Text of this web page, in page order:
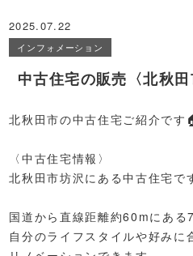
2025.07.22
インフォメーション
中古住宅の販売〈北秋田
北秋田市の中古住宅ご紹介です
〈中古住宅情報〉
北秋田市坊沢にある中古住宅で
国道から直線距離約60 mにある
自分のライフスタイルや好みに